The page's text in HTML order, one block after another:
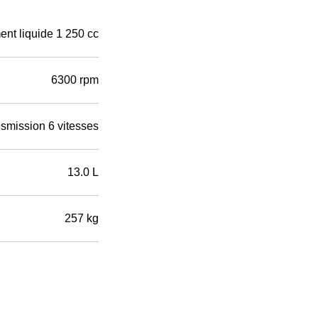
liquide 1 250 cc
6300 rpm
6 vitesses
13.0 L
257 kg